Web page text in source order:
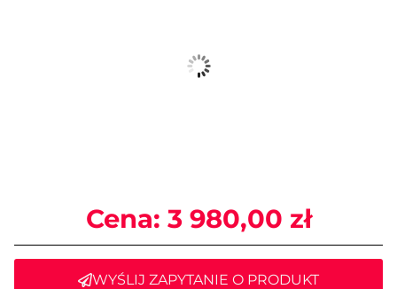
Cena: 3 980,00 zł
WYŚLIJ ZAPYTANIE O PRODUKT